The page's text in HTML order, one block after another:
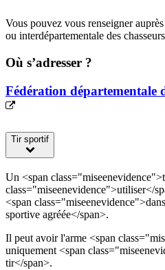
Vous pouvez vous renseigner
ou interdépartementale des
Où s’adresser ?
Fédération départementale
Tir sportif
Un <span
class="miseenevidence">utiliser</
<span
sportive agréée</span>.
Il peut avoir l'arme <span
uniquement <span
tir</span>.